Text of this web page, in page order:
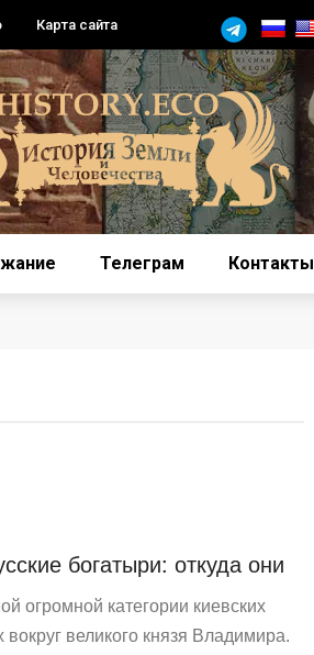
Карта сайта
Телеграм Контакты
богатыри: откуда они
огромной категории киевских
великого князя Владимира.